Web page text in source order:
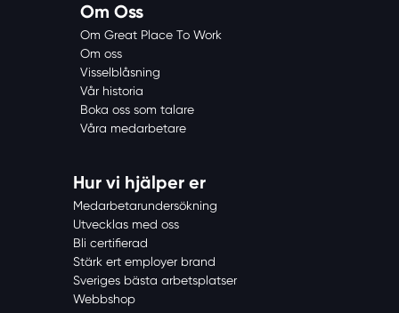
Om Oss
Om Great Place To Work
Om oss
Visselblåsning
Vår historia
Boka oss som talare
Våra medarbetare
Hur vi hjälper er
Medarbetarundersökning
Utvecklas med oss
Bli certifierad
Stärk ert employer brand
Sveriges bästa arbetsplatser
Webbshop